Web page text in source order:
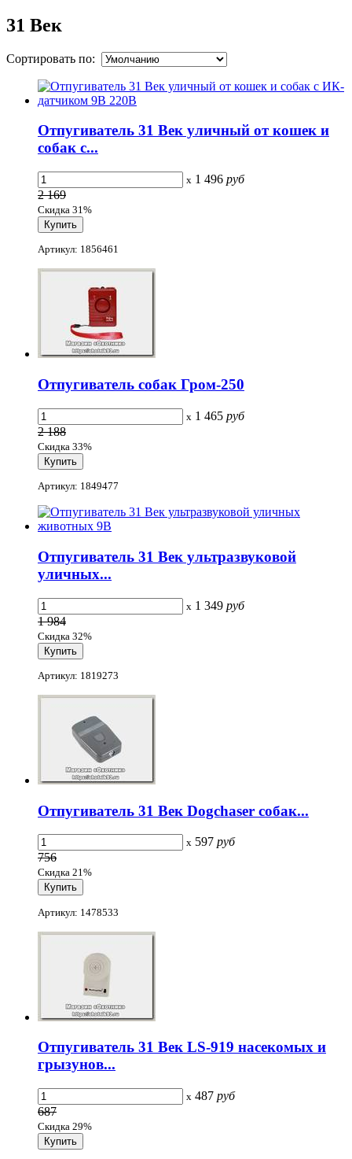
31 Век
Сортировать по:
Отпугиватель 31 Век уличный от кошек и
собак с...
x 1 496 руб
2 169
Скидка 31%
Артикул: 1856461
Отпугиватель собак Гром-250
x 1 465 руб
2 188
Скидка 33%
Артикул: 1849477
Отпугиватель 31 Век ультразвуковой
уличных...
x 1 349 руб
1 984
Скидка 32%
Артикул: 1819273
Отпугиватель 31 Век Dogchaser собак...
x 597 руб
756
Скидка 21%
Артикул: 1478533
Отпугиватель 31 Век LS-919 насекомых и
грызунов...
x 487 руб
687
Скидка 29%